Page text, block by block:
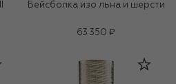
Бейсболка изо льна и шерсти
63 350 ₽